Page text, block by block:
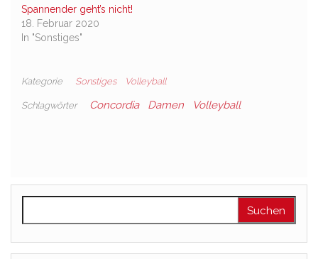
Spannender geht’s nicht!
18. Februar 2020
In "Sonstiges"
Kategorie Sonstiges Volleyball
Schlagwörter Concordia Damen Volleyball